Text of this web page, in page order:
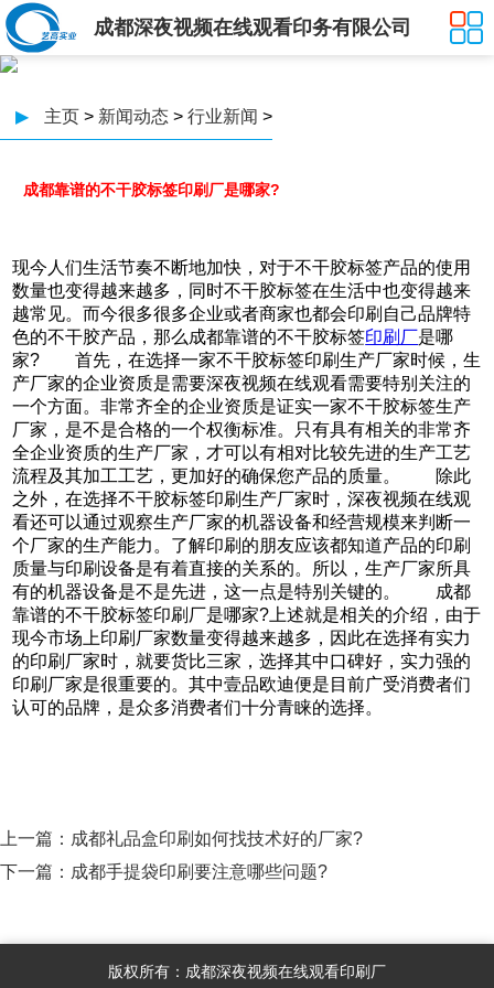
成都深夜视频在线观看印务有限公司
▶ 主页 > 新闻动态 > 行业新闻 >
成都靠谱的不干胶标签印刷厂是哪家?
现今人们生活节奏不断地加快，对于不干胶标签产品的使用
数量也变得越来越多，同时不干胶标签在生活中也变得越来
越常见。而今很多很多企业或者商家也都会印刷自己品牌特
色的不干胶产品，那么成都靠谱的不干胶标签印刷厂是哪
家? 首先，在选择一家不干胶标签印刷生产厂家时候，生
产厂家的企业资质是需要深夜视频在线观看需要特别关注的
一个方面。非常齐全的企业资质是证实一家不干胶标签生产
厂家，是不是合格的一个权衡标准。只有具有相关的非常齐
全企业资质的生产厂家，才可以有相对比较先进的生产工艺
流程及其加工工艺，更加好的确保您产品的质量。 除此
之外，在选择不干胶标签印刷生产厂家时，深夜视频在线观
看还可以通过观察生产厂家的机器设备和经营规模来判断一
个厂家的生产能力。了解印刷的朋友应该都知道产品的印刷
质量与印刷设备是有着直接的关系的。所以，生产厂家所具
有的机器设备是不是先进，这一点是特别关键的。 成都
靠谱的不干胶标签印刷厂是哪家?上述就是相关的介绍，由于
现今市场上印刷厂家数量变得越来越多，因此在选择有实力
的印刷厂家时，就要货比三家，选择其中口碑好，实力强的
印刷厂家是很重要的。其中壹品欧迪便是目前广受消费者们
认可的品牌，是众多消费者们十分青睐的选择。
上一篇： 成都礼品盒印刷如何找技术好的厂家?
下一篇： 成都手提袋印刷要注意哪些问题?
版权所有：成都深夜视频在线观看印刷厂